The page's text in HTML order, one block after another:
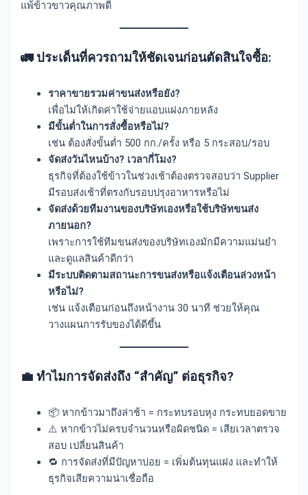
แพ้ข้าวขาวคุณภาพดี
🚛 ประเด็นที่ควรถามให้ชัดเจนก่อนตัดสินใจซื้อ:
ราคาขายรวมค่าขนส่งหรือยัง?
เพื่อไม่ให้เกิดค่าใช้จ่ายแอบแฝงภายหลัง
มีขั้นต่ำในการสั่งซื้อหรือไม่?
เช่น ต้องสั่งขั้นต่ำ 500 กก./ครั้ง หรือ 5 กระสอบ/รอบ
จัดส่งวันไหนบ้าง? เวลากี่โมง?
ธุรกิจที่ต้องใช้ข้าวในช่วงเช้าต้องตรวจสอบว่า Supplier
มีรอบส่งเช้าที่ตรงกับรอบปรุงอาหารหรือไม่
จัดส่งด้วยทีมงานของบริษัทเองหรือใช้บริษัทขนส่ง
ภายนอก?
เพราะการใช้ทีมขนส่งของบริษัทเองมักมีความแม่นยำ
และดูแลสินค้าดีกว่า
มีระบบติดตามสถานะการขนส่งหรือแจ้งเตือนล่วงหน้า
หรือไม่?
เช่น แจ้งเตือนก่อนถึงหน้างาน 30 นาที ช่วยให้คุณ
วางแผนการรับของได้ดีขึ้น
💼 ทำไมการจัดส่งถึง “สำคัญ” ต่อธุรกิจ?
📦 หากข้าวมาถึงล่าช้า = กระทบรอบหุง กระทบยอดขาย
⚠️ หากข้าวไม่ครบจำนวนหรือผิดชนิด = เสียเวลาตรวจ
สอบ เปลี่ยนสินค้า
🔁 การจัดส่งที่มีปัญหาบ่อย = เพิ่มต้นทุนแฝง และทำให้
ธุรกิจเสียความน่าเชื่อถือ